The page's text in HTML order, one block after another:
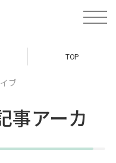
toggle
TOP
ブ
事アーカ